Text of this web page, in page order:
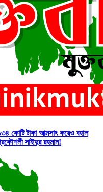
কোটি টাকা আত্মসাৎ করেও বহাল
সাইদুর রহমান!